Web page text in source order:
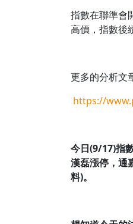
指數在聯準會
高價，指數後
更多的分析文
https://
今日(9/17)指
漢磊漲停，通
料)。